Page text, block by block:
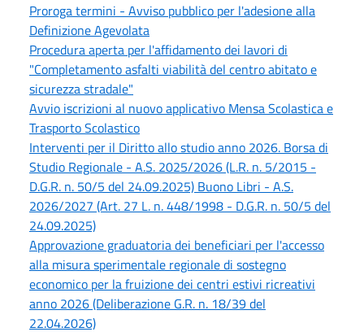
Proroga termini - Avviso pubblico per l'adesione alla
Definizione Agevolata
Procedura aperta per l'affidamento dei lavori di
"Completamento asfalti viabilità del centro abitato e
sicurezza stradale"
Avvio iscrizioni al nuovo applicativo Mensa Scolastica e
Trasporto Scolastico
Interventi per il Diritto allo studio anno 2026. Borsa di
Studio Regionale - A.S. 2025/2026 (L.R. n. 5/2015 -
D.G.R. n. 50/5 del 24.09.2025) Buono Libri - A.S.
2026/2027 (Art. 27 L. n. 448/1998 - D.G.R. n. 50/5 del
24.09.2025)
Approvazione graduatoria dei beneficiari per l'accesso
alla misura sperimentale regionale di sostegno
economico per la fruizione dei centri estivi ricreativi
anno 2026 (Deliberazione G.R. n. 18/39 del
22.04.2026)